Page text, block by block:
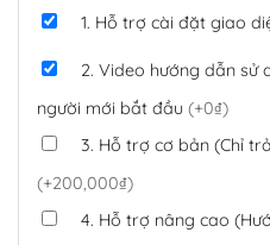
1. Hỗ trợ cài đặt giao
2. Video hướng dẫn sử
người mới bắt đầu (+0₫)
3. Hỗ trợ cơ bản (Chỉ
(+200,000₫)
4. Hỗ trợ nâng cao